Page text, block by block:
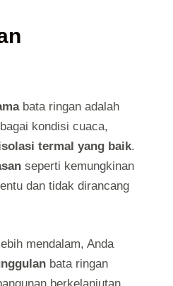
bata ringan adalah
kondisi cuaca,
termal yang baik.
seperti kemungkinan
dan tidak dirancang
mendalam, Anda
bata ringan